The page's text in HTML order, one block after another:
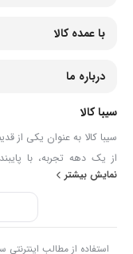
با عمده کالا
درباره ما
سیبا کالا
سیبا کالا به عنوان یکی از
بازگشت کالا و تضمین
جهان، به بزرگ‌ترین
سیبا کالا با دنیایی از
خطور می‌کند در اینجا پیدا
نمایش بیشتر
استفاده از مطالب اینترنتی